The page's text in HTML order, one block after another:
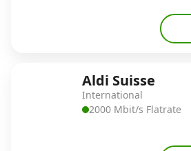
Aldi Suisse
International
2000 Mbit/s Flatrate